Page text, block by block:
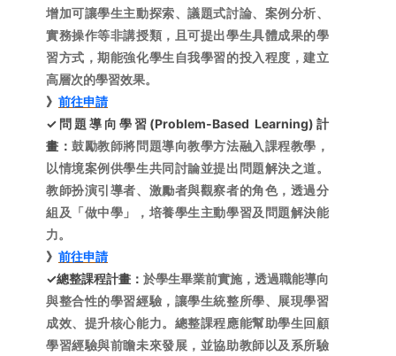
增加可讓學生主動探索、議題式討論、案例分析、
實務操作等非講授類，且可提出學生具體成果的學
習方式，期能強化學生自我學習的投入程度，建立
高層次的學習效果。
》 前往申請
✓問題導向學習(Problem-Based Learning)計
畫：鼓勵教師將問題導向教學方法融入課程教學，
以情境案例供學生共同討論並提出問題解決之道。
教師扮演引導者、激勵者與觀察者的角色，透過分
組及「做中學」，培養學生主動學習及問題解決能
力。
》 前往申請
✓總整課程計畫： 於學生畢業前實施，透過職能導向
與整合性的學習經驗，讓學生統整所學、展現學習
成效、提升核心能力。總整課程應能幫助學生回顧
學習經驗與前瞻未來發展，並協助教師以及系所驗